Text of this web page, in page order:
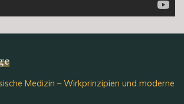
Medizin – Wirkprinzipien und moderne